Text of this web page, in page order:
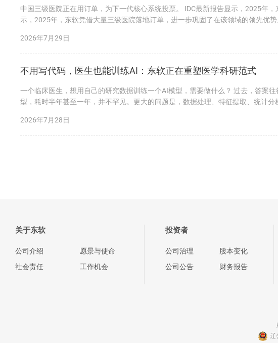
中国三级医院正在用订单，为下一代核心系统投票。 IDC最新报告显示，2025年
示，2025年，东软凭借大量三级医院落地订单，进一步巩固了在该领域的领先优
2026年7月29日
不用写代码，医生也能训练AI：东软正在重塑医学科研范式
一个临床医生，想用自己的研究数据训练一个AI模型，需要做什么？ 过去，答案
型，耗时半年甚至一年，并不罕见。更大的问题是，数据处理、特征提取、统计
2026年7月28日
关于东软
公司介绍
愿景与使命
社会责任
工作机会
投资者
公司治理
股本变化
公司公告
财务报告
辽